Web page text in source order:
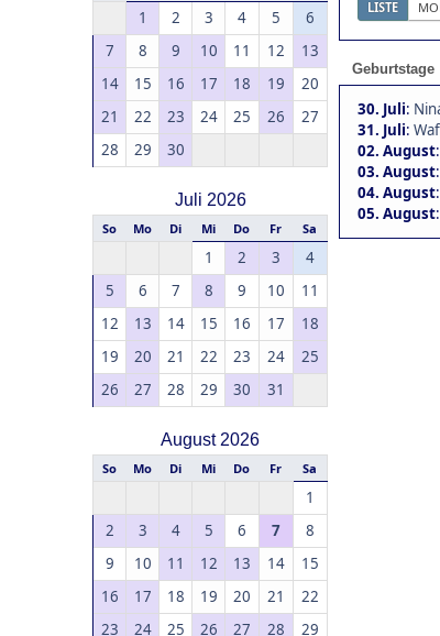
1 2 3 4 5
6
7
8 9 10 11 12
13
14
15 16 17 18 19
20
21
22 23 24 25 26
27
28
29 30
Juli 2026
So Mo Di Mi Do Fr Sa
1 2 3
4
5
6 7 8 9 10
11
12
13 14 15 16 17
18
19
20 21 22 23 24
25
26
27 28 29 30 31
August 2026
So Mo Di Mi Do Fr Sa
1
2
3 4 5 6 7
8
9
10 11 12 13 14
15
16
17 18 19 20 21
22
23
24 25 26 27 28 29
LISTE
Geburtstage
30. Juli:
31. Juli:
02. August:
03. August:
04. August:
05. August: